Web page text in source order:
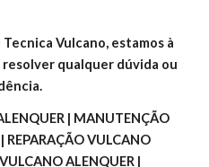
Vulcano, estamos à
qualquer dúvida ou
| MANUTENÇÃO
REPARAÇÃO VULCANO
ALENQUER |